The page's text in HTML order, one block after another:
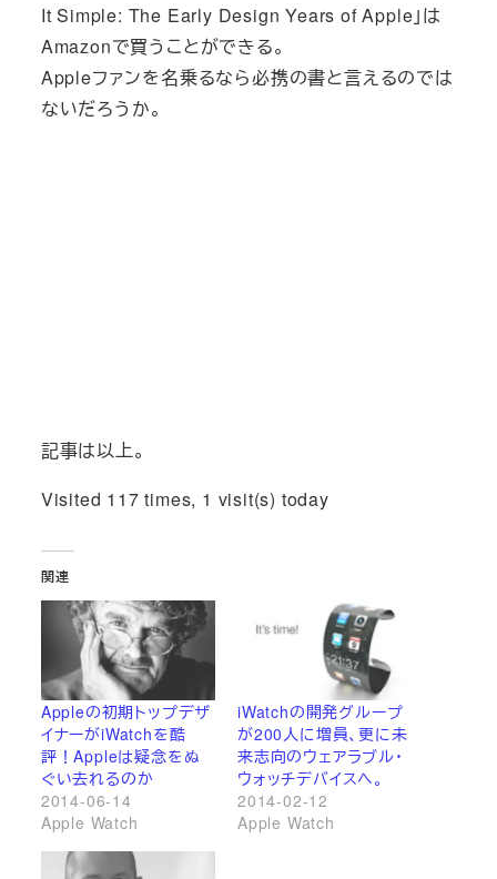
It Simple: The Early Design Years of Apple」は
Amazonで買うことができる。
Appleファンを名乗るなら必携の書と言えるのでは
ないだろうか。
記事は以上。
Visited 117 times, 1 visit(s) today
関連
Appleの初期トップデザ
イナーがiWatchを酷
評！Appleは疑念をぬ
ぐい去れるのか
2014-06-14
Apple Watch
iWatchの開発グループ
が200人に増員、更に未
来志向のウェアラブル・
ウォッチデバイスへ。
2014-02-12
Apple Watch